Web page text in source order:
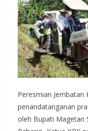
Peresmian Jembatan
penandatanganan
oleh Bupati Magetan